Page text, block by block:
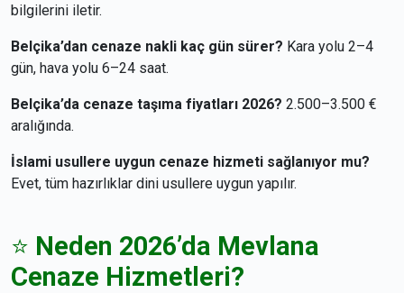
bilgilerini iletir.
Belçika’dan cenaze nakli kaç gün sürer? Kara yolu 2–4
gün, hava yolu 6–24 saat.
Belçika’da cenaze taşıma fiyatları 2026? 2.500–3.500 €
aralığında.
İslami usullere uygun cenaze hizmeti sağlanıyor mu?
Evet, tüm hazırlıklar dini usullere uygun yapılır.
⭐ Neden 2026’da Mevlana
Cenaze Hizmetleri?